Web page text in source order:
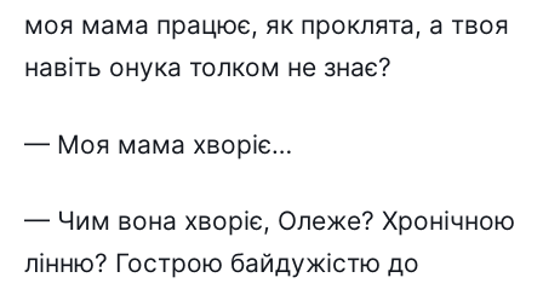
моя мама працює, як проклята, а твоя
навіть онука толком не знає?
— Моя мама хворіє…
— Чим вона хворіє, Олеже? Хронічною
лінню? Гострою байдужістю до